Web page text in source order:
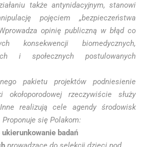
także antynidacyjnym, stanowi
pojęciem „bezpieczeństwa
opinię publiczną w błąd co
konsekwencji biomedycznych,
i społecznych postulowanych
pakietu projektów podniesienie
okołoporodowej rzeczywiście służy
realizują cele agendy środowisk
się Polakom:
badań